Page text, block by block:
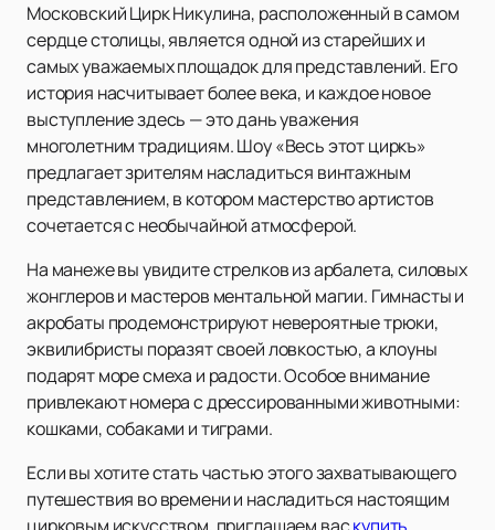
Московский Цирк Никулина, расположенный в самом
сердце столицы, является одной из старейших и
самых уважаемых площадок для представлений. Его
история насчитывает более века, и каждое новое
выступление здесь — это дань уважения
многолетним традициям. Шоу «Весь этот циркъ»
предлагает зрителям насладиться винтажным
представлением, в котором мастерство артистов
сочетается с необычайной атмосферой.
На манеже вы увидите стрелков из арбалета, силовых
жонглеров и мастеров ментальной магии. Гимнасты и
акробаты продемонстрируют невероятные трюки,
эквилибристы поразят своей ловкостью, а клоуны
подарят море смеха и радости. Особое внимание
привлекают номера с дрессированными животными:
кошками, собаками и тиграми.
Если вы хотите стать частью этого захватывающего
путешествия во времени и насладиться настоящим